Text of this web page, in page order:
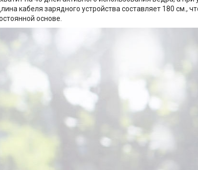
кабеля зарядного устройства составляет 180 см.,
основе.